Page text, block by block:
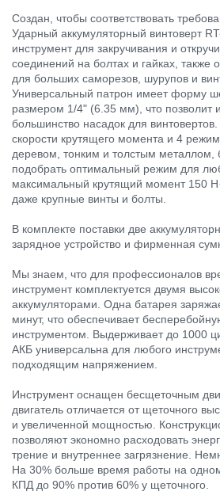
Создан, чтобы соответствовать
Ударный аккумуляторный винтоверт
инструмент для закручивания и
соединений на болтах и гайках, также
для больших саморезов, шурупов и
Универсальный патрон имеет форму
размером 1/4" (6.35 мм), что позволит
большинство насадок для
скорости крутящего момента и 4
деревом, тонким и толстым металлом,
подобрать оптимальный режим для
максимальный крутящий момент 150
даже крупные винты и болты.
В комплекте поставки две
зарядное устройство и фирменная
Мы знаем, что для профессионалов
инструмент комплектуется двумя
аккумуляторами. Одна батарея
минут, что обеспечивает
инструментом. Выдерживает до 1000
АКБ универсальна для любого
подходящим напряжением.
Инструмент оснащен бесщеточным
двигатель отличается от щеточного
и увеличенной мощностью.
позволяют экономно расходовать
трение и внутреннее загрязнение.
На 30% больше время работы на одном
КПД до 90% против 60% у щеточного.